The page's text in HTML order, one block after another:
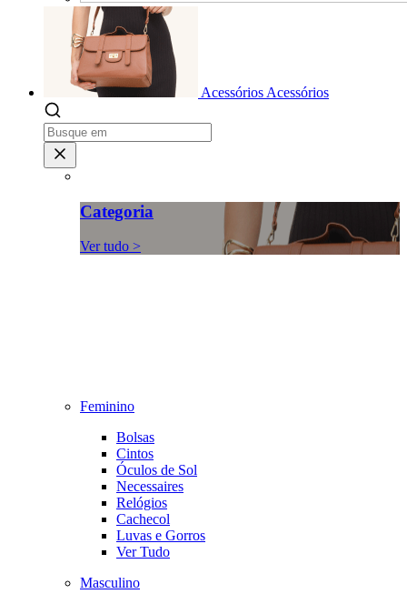
Acessórios Acessórios
Categoria
Ver tudo >
Feminino
Bolsas
Cintos
Óculos de Sol
Necessaires
Relógios
Cachecol
Luvas e Gorros
Ver Tudo
Masculino